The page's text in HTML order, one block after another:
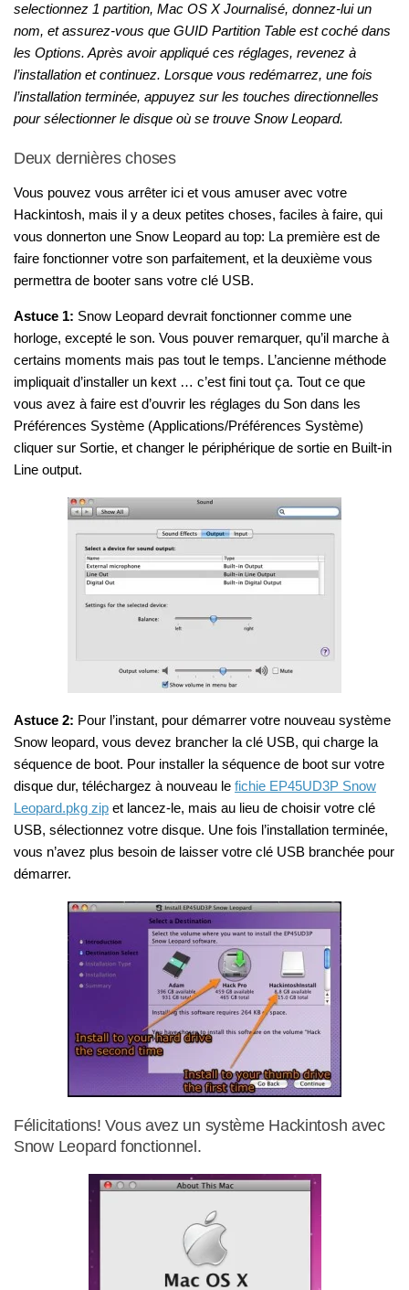
selectionnez 1 partition, Mac OS X Journalisé, donnez-lui un
nom, et assurez-vous que GUID Partition Table est coché dans
les Options. Après avoir appliqué ces réglages, revenez à
l’installation et continuez. Lorsque vous redémarrez, une fois
l’installation terminée, appuyez sur les touches directionnelles
pour sélectionner le disque où se trouve Snow Leopard.
Deux dernières choses
Vous pouvez vous arrêter ici et vous amuser avec votre
Hackintosh, mais il y a deux petites choses, faciles à faire, qui
vous donnerton une Snow Leopard au top: La première est de
faire fonctionner votre son parfaitement, et la deuxième vous
permettra de booter sans votre clé USB.
Astuce 1: Snow Leopard devrait fonctionner comme une
horloge, excepté le son. Vous pouver remarquer, qu’il marche à
certains moments mais pas tout le temps. L’ancienne méthode
impliquait d’installer un kext … c’est fini tout ça. Tout ce que
vous avez à faire est d’ouvrir les réglages du Son dans les
Préférences Système (Applications/Préférences Système)
cliquer sur Sortie, et changer le périphérique de sortie en Built-in
Line output.
Astuce 2: Pour l’instant, pour démarrer votre nouveau système
Snow leopard, vous devez brancher la clé USB, qui charge la
séquence de boot. Pour installer la séquence de boot sur votre
disque dur, téléchargez à nouveau le fichie EP45UD3P Snow
Leopard.pkg zip et lancez-le, mais au lieu de choisir votre clé
USB, sélectionnez votre disque. Une fois l’installation terminée,
vous n’avez plus besoin de laisser votre clé USB branchée pour
démarrer.
Félicitations! Vous avez un système Hackintosh avec
Snow Leopard fonctionnel.